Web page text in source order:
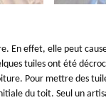
En effet, elle peut
tuiles ont été
Pour mettre des
du toit. Seul un